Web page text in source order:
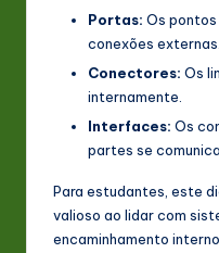
Portas: Os
conexões externas.
Conectores: Os
internamente.
Interfaces: Os
partes se
Para estudantes, este
valioso ao lidar com
encaminhamento